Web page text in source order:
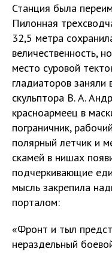
Станция была
Пилонная
32,5 метра
величественность,
место суровой
гладиаторов заняли
скульптора В. А.
красноармеец в
пограничник,
полярный летчик и
скамей в нишах
подчеркивающие
мысль закрепила
порталом:
«Фронт и тыл
нераздельный